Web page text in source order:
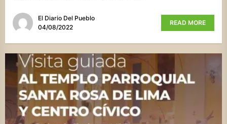
El Diario Del Pueblo
04/08/2022
READ MORE